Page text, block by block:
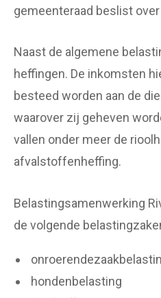
gemeenteraad beslist
Naast de algemene
heffingen. De inkomsten
besteed worden aan de
waarover zij geheven
vallen onder meer de
afvalstoffenheffing.
Belastingsamenwerking
de volgende
hondenbelasting